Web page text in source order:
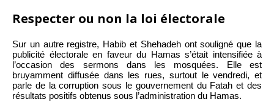
Respecter ou non la loi électorale
Sur un autre registre, Habib et Shehadeh ont souligné que la
publicité électorale en faveur du Hamas s’était intensifiée à
l’occasion des sermons dans les mosquées. Elle est
bruyamment diffusée dans les rues, surtout le vendredi, et
parle de la corruption sous le gouvernement du Fatah et des
résultats positifs obtenus sous l’administration du Hamas.